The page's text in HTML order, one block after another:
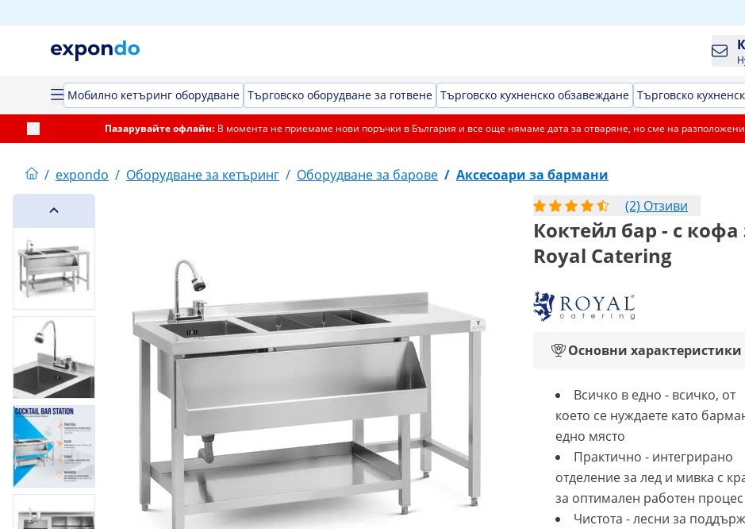
Мобилно кетъринг оборудване Търговско оборудване за готвене Търговско кухненско обзавеждане Търговско
Пазарувайте офлайн: В момента не приемаме нови поръчки в България и все още нямаме дата за отваряне, но сме на
/ expondo / Оборудване за кетъринг / Оборудване за барове / Аксесоари за бармани
(2) Отзиви
Коктейл бар - с
Royal Catering
Основни характеристики
Всичко в едно - всичко, от
което се нуждаете като
едно място
Практично - интегрирано
отделение за лед и мивка с
за оптимален работен процес
Чистота - лесни за